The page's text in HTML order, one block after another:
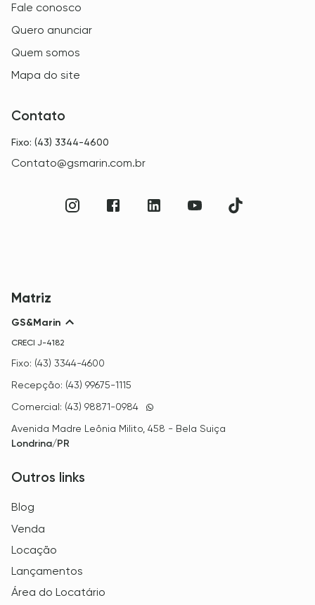
Fale conosco
Quero anunciar
Quem somos
Mapa do site
Contato
Fixo: (43) 3344-4600
Contato@gsmarin.com.br
Matriz
GS&Marin
CRECI J-4182
Fixo: (43) 3344-4600
Recepção: (43) 99675-1115
Comercial: (43) 98871-0984
Avenida Madre Leônia Milito, 458 - Bela Suiça
Londrina/PR
Outros links
Blog
Venda
Locação
Lançamentos
Área do Locatário